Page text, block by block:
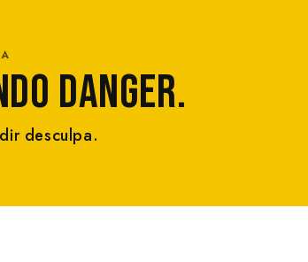
DANGER.
desculpa.